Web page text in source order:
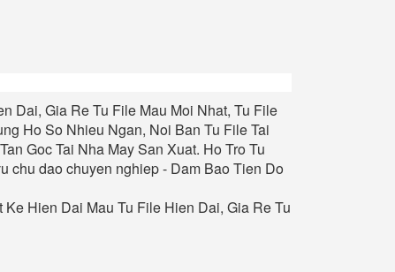
Dai, Gia Re Tu File Mau Moi Nhat, Tu File
Ho So Nhieu Ngan, Noi Ban Tu File Tai
Goc Tai Nha May San Xuat. Ho Tro Tu
chu dao chuyen nghiep - Dam Bao Tien Do
Hien Dai Mau Tu File Hien Dai, Gia Re Tu